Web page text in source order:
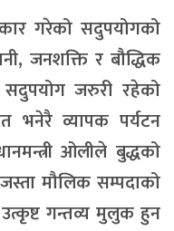
गरेको सदुपयोगको
जनशक्ति र बौद्धिक
सदुपयोग जरुरी रहेको
भनेरै व्यापक पर्यटन
ओलीले बुद्धको
मौलिक सम्पदाको
गन्तव्य मुलुक हुन